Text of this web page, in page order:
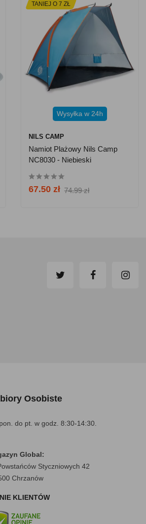
TANIEJ O 7 ZŁ
Wysyłka w 24h
NILS CAMP
Namiot Plażowy Nils Camp
NC8030 - Niebieski
67.50 zł 74.99 zł
Osobiste
do pt. w godz. 8:30-14:30.
Global:
Styczniowych 42
Chrzanów
KLIENTÓW